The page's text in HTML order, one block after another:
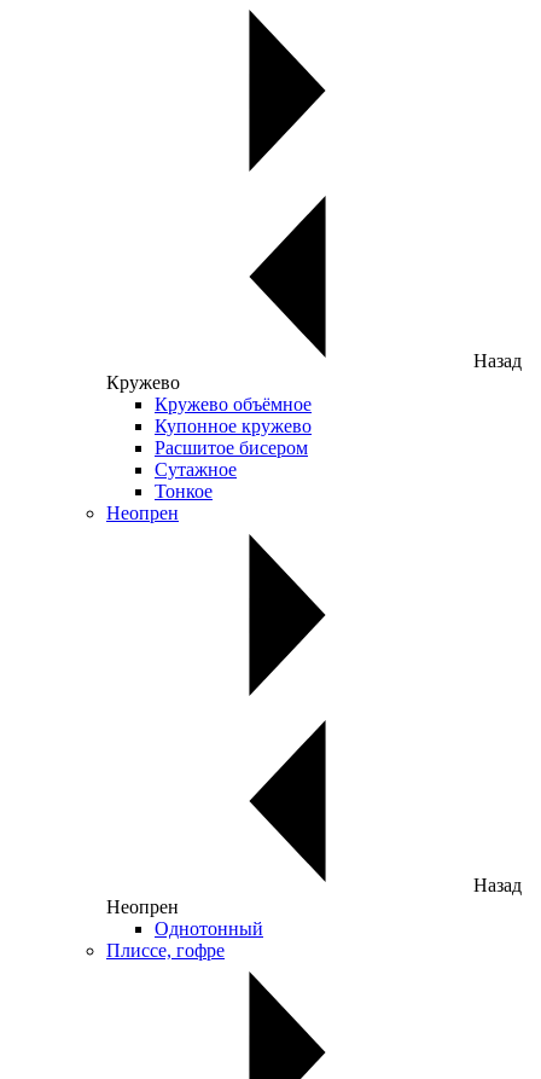
Назад
Кружево
Кружево объёмное
Купонное кружево
Расшитое бисером
Сутажное
Тонкое
Неопрен
Назад
Неопрен
Однотонный
Плиссе, гофре